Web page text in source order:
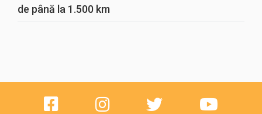
de până la 1.500 km